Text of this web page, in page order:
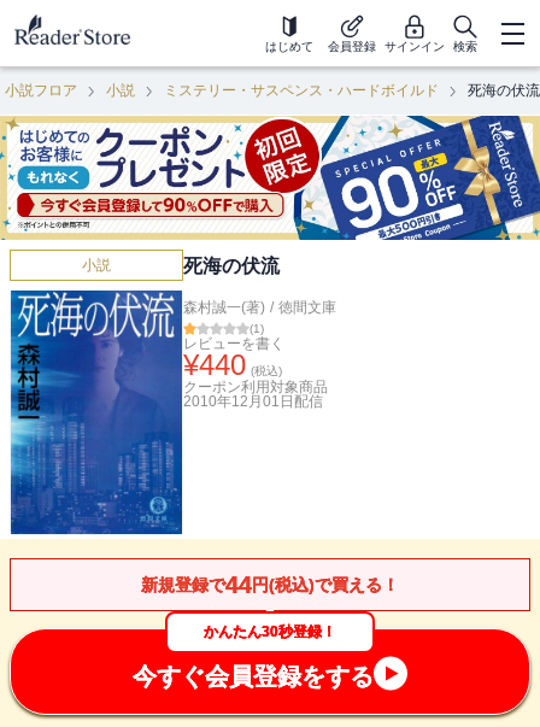
はじめて 会員登録 サインイン 検索
小説フロア 小説 ミステリー・サスペンス・ハードボイルド 死海の伏流
小説 死海の伏流
森村誠一(著) / 徳間文庫
(1)
レビューを書く
¥440 (税込)
クーポン利用対象商品
2010年12月01日 配信
新規登録で44円(税込)で買える！
かんたん30秒登録！
今すぐ会員登録をする